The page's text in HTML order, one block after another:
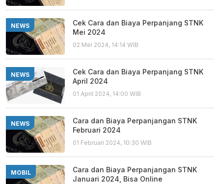
NEWS
Cek Cara dan Biaya Perpanjang STNK
Mei 2024
02 Mei 2024, 14:14 WIB
NEWS
Cek Cara dan Biaya Perpanjang STNK
April 2024
01 April 2024, 14:00 WIB
NEWS
Cara dan Biaya Perpanjangan STNK
Februari 2024
01 Februari 2024, 10:30 WIB
MOBIL
Cara dan Biaya Perpanjangan STNK
Januari 2024, Bisa Online